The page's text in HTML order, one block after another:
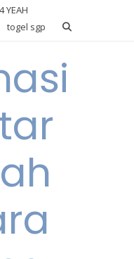
YEAH
togel sgp